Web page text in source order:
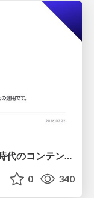
20260722_microCMSで考える、AI時代のコンテンツ運用設計
0 340